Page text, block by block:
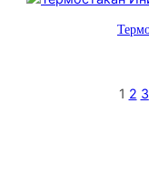
1 2 3